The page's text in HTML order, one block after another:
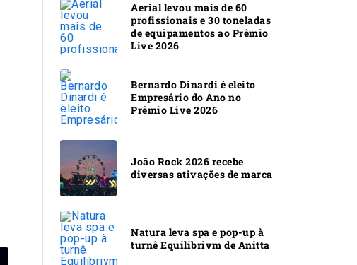
Aerial levou mais de 60
profissionais e 30 toneladas
de equipamentos ao Prêmio
Live 2026
Bernardo Dinardi é eleito
Empresário do Ano no
Prêmio Live 2026
João Rock 2026 recebe
diversas ativações de marca
Natura leva spa e pop-up à
turnê Equilibrivm de Anitta